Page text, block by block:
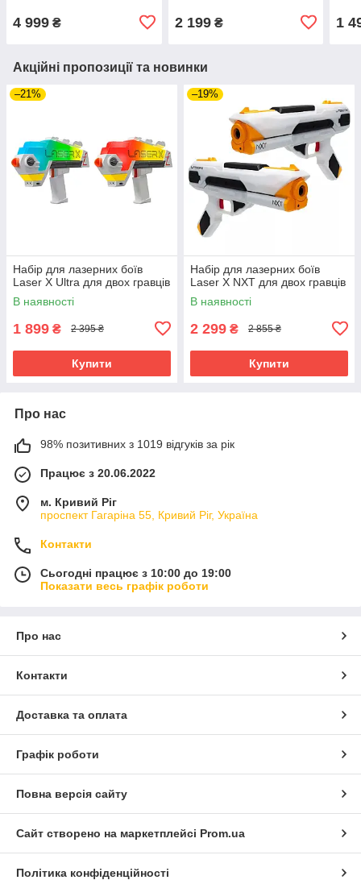
4 999 ₴ 2 199₴ 1
Акційні пропозиції та новинки
–21%
Набір для лазерних боїв
Laser X Ultra для двох гравців
В наявності
1 899 ₴ 2 395 ₴
Купити
–19%
Набір для лазерних боїв
Laser X NXT для двох гравців
В наявності
2 299 ₴ 2 855 ₴
Купити
Про нас
98% позитивних з 1019 відгуків за рік
Працює з 20.06.2022
м. Кривий Ріг
проспект Гагаріна 55, Кривий Ріг, Україна
Контакти
Сьогодні працює з 10:00 до 19:00
Показати весь графік роботи
Про нас
Контакти
Доставка та оплата
Графік роботи
Повна версія сайту
Сайт створено на маркетплейсі Prom.ua
Політика конфіденційності